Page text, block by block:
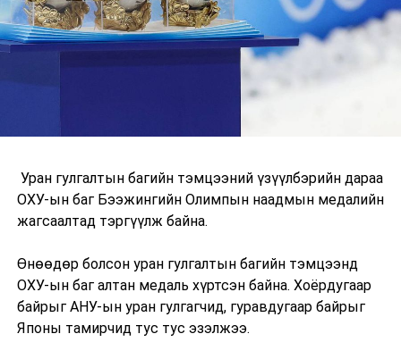
Уран гулгалтын багийн тэмцээний үзүүлбэрийн дараа
ОХУ-ын баг Бээжингийн Олимпын наадмын медалийн
жагсаалтад тэргүүлж байна.
Өнөөдөр болсон уран гулгалтын багийн тэмцээнд
ОХУ-ын баг алтан медаль хүртсэн байна. Хоёрдугаар
байрыг АНУ-ын уран гулгагчид, гуравдугаар байрыг
Японы тамирчид тус тус эзэлжээ.